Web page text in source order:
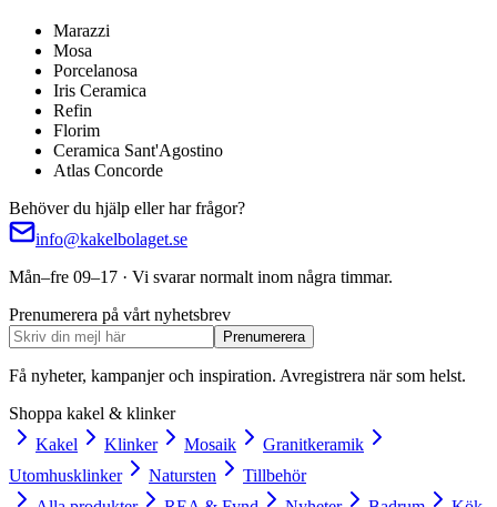
Marazzi
Mosa
Porcelanosa
Iris Ceramica
Refin
Florim
Ceramica Sant'Agostino
Atlas Concorde
Behöver du hjälp eller har frågor?
info@kakelbolaget.se
Mån–fre 09–17 · Vi svarar normalt inom några timmar.
Prenumerera på vårt nyhetsbrev
Prenumerera
Få nyheter, kampanjer och inspiration. Avregistrera när som helst.
Shoppa kakel & klinker
Kakel
Klinker Mosaik
Granitkeramik
Utomhusklinker
Natursten
Tillbehör